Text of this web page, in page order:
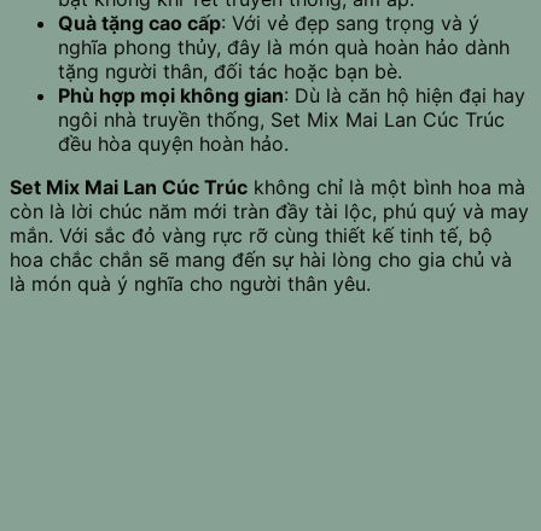
Quà tặng cao cấp: Với vẻ đẹp sang trọng và ý
nghĩa phong thủy, đây là món quà hoàn hảo dành
tặng người thân, đối tác hoặc bạn bè.
Phù hợp mọi không gian: Dù là căn hộ hiện đại hay
ngôi nhà truyền thống, Set Mix Mai Lan Cúc Trúc
đều hòa quyện hoàn hảo.
Set Mix Mai Lan Cúc Trúc không chỉ là một bình hoa mà
còn là lời chúc năm mới tràn đầy tài lộc, phú quý và may
mắn. Với sắc đỏ vàng rực rỡ cùng thiết kế tinh tế, bộ
hoa chắc chắn sẽ mang đến sự hài lòng cho gia chủ và
là món quà ý nghĩa cho người thân yêu.